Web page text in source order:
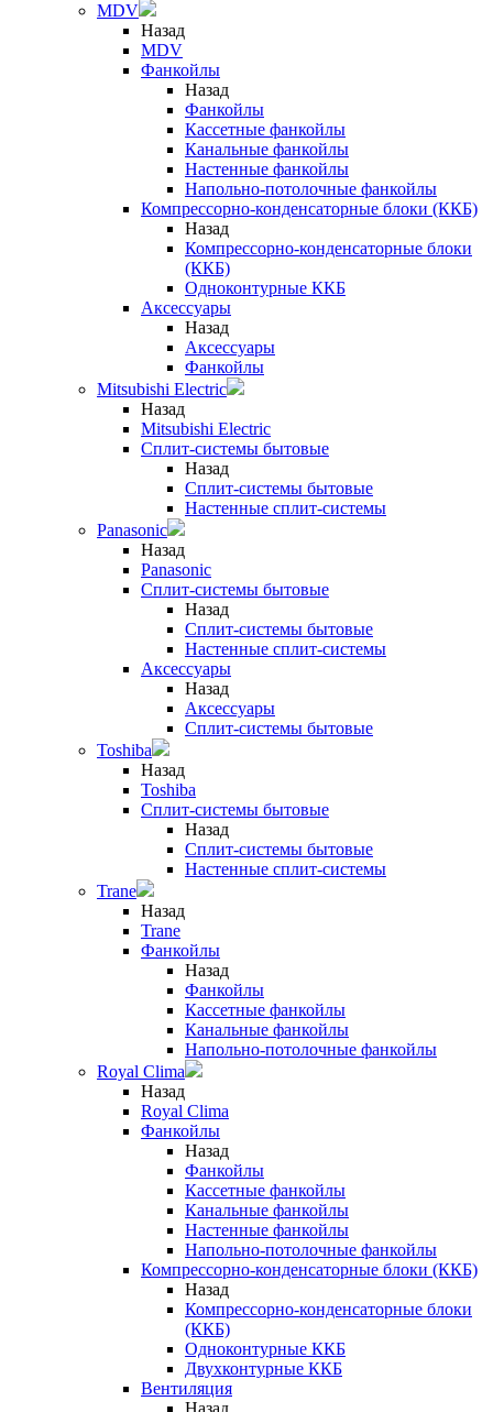
MDV
Назад
MDV
Фанкойлы
Назад
Фанкойлы
Кассетные фанкойлы
Канальные фанкойлы
Настенные фанкойлы
Напольно-потолочные фанкойлы
Компрессорно-конденсаторные блоки (ККБ)
Назад
Компрессорно-конденсаторные блоки
(ККБ)
Одноконтурные ККБ
Аксессуары
Назад
Аксессуары
Фанкойлы
Mitsubishi Electric
Назад
Mitsubishi Electric
Сплит-системы бытовые
Назад
Сплит-системы бытовые
Настенные сплит-системы
Panasonic
Назад
Panasonic
Сплит-системы бытовые
Назад
Сплит-системы бытовые
Настенные сплит-системы
Аксессуары
Назад
Аксессуары
Сплит-системы бытовые
Toshiba
Назад
Toshiba
Сплит-системы бытовые
Назад
Сплит-системы бытовые
Настенные сплит-системы
Trane
Назад
Trane
Фанкойлы
Назад
Фанкойлы
Кассетные фанкойлы
Канальные фанкойлы
Напольно-потолочные фанкойлы
Royal Clima
Назад
Royal Clima
Фанкойлы
Назад
Фанкойлы
Кассетные фанкойлы
Канальные фанкойлы
Настенные фанкойлы
Напольно-потолочные фанкойлы
Компрессорно-конденсаторные блоки (ККБ)
Назад
Компрессорно-конденсаторные блоки
(ККБ)
Одноконтурные ККБ
Двухконтурные ККБ
Вентиляция
Назад